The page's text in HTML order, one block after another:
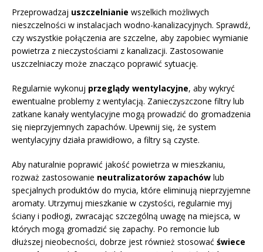
Przeprowadzaj uszczelnianie wszelkich możliwych
nieszczelności w instalacjach wodno-kanalizacyjnych. Sprawdź,
czy wszystkie połączenia are szczelne, aby zapobiec wymianie
powietrza z nieczystościami z kanalizacji. Zastosowanie
uszczelniaczy może znacząco poprawić sytuację.
Regularnie wykonuj przeglądy wentylacyjne, aby wykryć
ewentualne problemy z wentylacją. Zanieczyszczone filtry lub
zatkane kanały wentylacyjne mogą prowadzić do gromadzenia
się nieprzyjemnych zapachów. Upewnij się, że system
wentylacyjny działa prawidłowo, a filtry są czyste.
Aby naturalnie poprawić jakość powietrza w mieszkaniu,
rozważ zastosowanie neutralizatorów zapachów lub
specjalnych produktów do mycia, które eliminują nieprzyjemne
aromaty. Utrzymuj mieszkanie w czystości, regularnie myj
ściany i podłogi, zwracając szczególną uwagę na miejsca, w
których mogą gromadzić się zapachy. Po remoncie lub
dłuższej nieobecności, dobrze jest również stosować świece